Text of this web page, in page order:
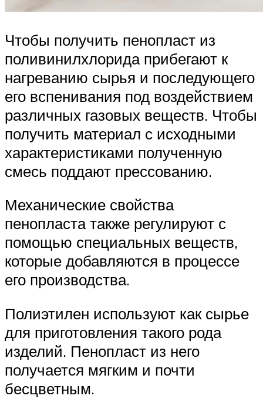
Чтобы получить пенопласт из
поливинилхлорида прибегают к
нагреванию сырья и последующего
его вспенивания под воздействием
различных газовых веществ. Чтобы
получить материал с исходными
характеристиками полученную
смесь поддают прессованию.
Механические свойства
пенопласта также регулируют с
помощью специальных веществ,
которые добавляются в процессе
его производства.
Полиэтилен используют как сырье
для приготовления такого рода
изделий. Пенопласт из него
получается мягким и почти
бесцветным.